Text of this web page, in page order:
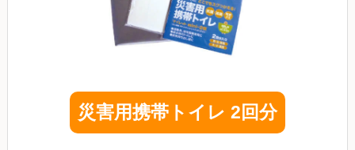
災害用携帯トイレ 2回分